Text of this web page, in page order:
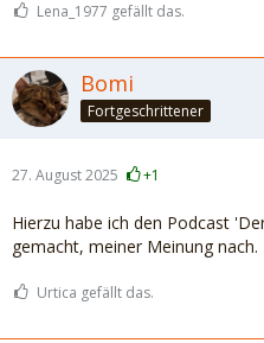
Lena_1977 gefällt das.
Bomi
Fortgeschrittener
27. August 2025 +1
Hierzu habe ich den Podcast
gemacht, meiner Meinung nach.
Urtica gefällt das.